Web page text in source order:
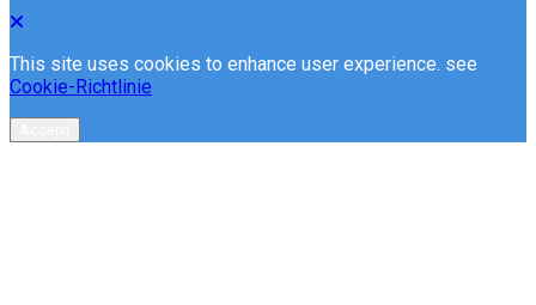
This site uses cookies to enhance user experience. see
Cookie-Richtlinie